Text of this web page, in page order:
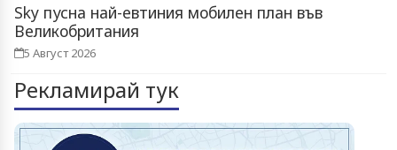
Sky пусна най-евтиния мобилен план във
Великобритания
5 Август 2026
Рекламирай тук